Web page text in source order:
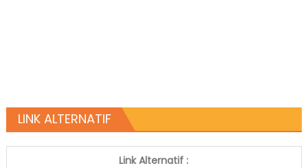
LINK ALTERNATIF
Link Alternatif :